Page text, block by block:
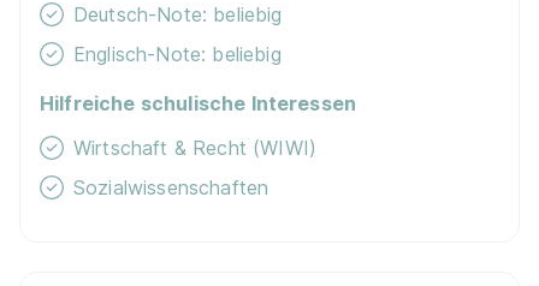
Deutsch-Note: beliebig
Englisch-Note: beliebig
Hilfreiche schulische Interessen
Wirtschaft & Recht (WIWI)
Sozialwissenschaften